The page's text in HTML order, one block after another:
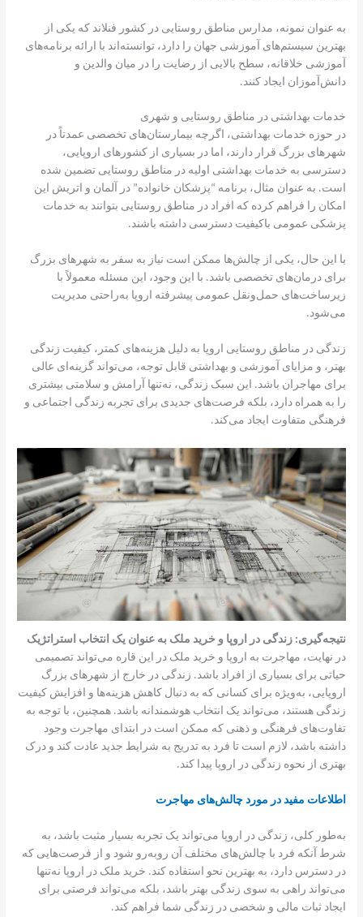
به عنوان نمونه، مدارس مناطق روستایی در کشور فنلاند که یکی از
بهترین سیستم‌های آموزشی جهان را دارد، توانسته‌اند با ارائه برنامه‌های
آموزشی خلاقانه، سطح بالایی از رضایت را در میان والدین و
دانش‌آموزان ایجاد کنند.
خدمات بهداشتی در مناطق روستایی و شهری
در حوزه خدمات بهداشتی، اگرچه بیمارستان‌های تخصصی عمدتاً در
شهرهای بزرگ قرار دارند، اما در بسیاری از کشورهای اروپایی،
دسترسی به خدمات بهداشتی اولیه در مناطق روستایی تضمین شده
است. به عنوان مثال، برنامه “پزشکان خانواده” در آلمان و اتریش این
امکان را فراهم کرده که افراد در مناطق روستایی بتوانند به خدمات
پزشکی عمومی باکیفیت دسترسی داشته باشند.
با این حال، یکی از چالش‌ها ممکن است نیاز به سفر به شهرهای بزرگ
برای درمان‌های تخصصی باشد. با این وجود، این مسئله معمولاً با
زیرساخت‌های حمل‌ونقل عمومی پیشرفته اروپا به‌راحتی مدیریت
می‌شود.
زندگی در مناطق روستایی اروپا به دلیل هزینه‌های کمتر، کیفیت زندگی
بهتر، و مزایای آموزشی و بهداشتی قابل توجه، می‌تواند گزینه‌ای عالی
برای مهاجران باشد. این سبک زندگی، نه‌تنها آرامش و سلامتی بیشتری
را به همراه دارد، بلکه فرصت‌های جدیدی برای تجربه زندگی اجتماعی و
فرهنگی متفاوت ایجاد می‌کند.
نتیجه‌گیری: زندگی در اروپا و خرید ملک به عنوان یک انتخاب استراتژیک
در نهایت، مهاجرت به اروپا و خرید ملک در این قاره می‌تواند تصمیمی
حیاتی برای بسیاری از افراد باشد. زندگی در خارج از شهرهای بزرگ
اروپایی، به‌ویژه برای کسانی که به دنبال کاهش هزینه‌ها و افزایش کیفیت
زندگی هستند، می‌تواند یک انتخاب هوشمندانه باشد. همچنین، با توجه به
تفاوت‌های فرهنگی و ذهنی که ممکن است در ابتدای مهاجرت وجود
داشته باشد، لازم است تا فرد به تدریج به شرایط جدید عادت کند و درک
بهتری از نحوه زندگی در اروپا پیدا کند.
اطلاعات مفید در مورد چالش‌های مهاجرت
به‌طور کلی، زندگی در اروپا می‌تواند یک تجربه بسیار مثبت باشد، به
شرط آنکه فرد با چالش‌های مختلف آن روبه‌رو شود و از فرصت‌هایی که
در دسترس دارد، به بهترین نحو استفاده کند. خرید ملک در اروپا نه‌تنها
می‌تواند راهی به سوی زندگی بهتر باشد، بلکه می‌تواند فرصتی برای
ایجاد ثبات مالی و شخصی در زندگی شما فراهم کند.